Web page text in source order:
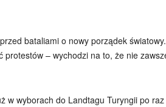
bataliami o nowy porządek
– wychodzi na to, że nie
wyborach do Landtagu Turyngii po